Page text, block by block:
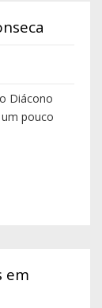
Diácono
pouco
em